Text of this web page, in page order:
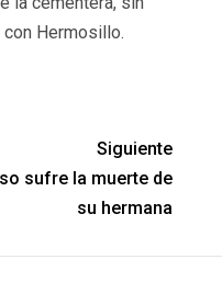
Hermosillo.
Siguiente
sufre la muerte de
su hermana